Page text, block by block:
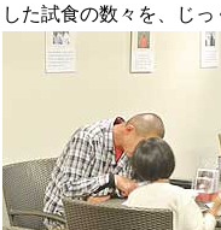
た試食の数々を、じっ